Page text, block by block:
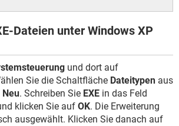
Dateien unter Windows XP
und dort auf
Sie die Schaltfläche Dateitypen aus
Neu. Schreiben Sie EXE in das Feld
klicken Sie auf OK. Die Erweiterung
ausgewählt. Klicken Sie danach auf